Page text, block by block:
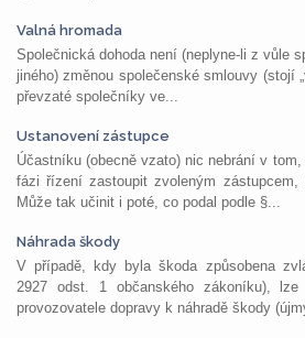
Valná hromada
Společnická dohoda není (neplyne-li z vůle
jiného) změnou společenské smlouvy (stojí
převzaté společníky ve...
Ustanovení zástupce
Účastníku (obecně vzato) nic nebrání v
fázi řízení zastoupit zvoleným zástupcem,
Může tak učinit i poté, co podal podle §...
Náhrada škody
V případě, kdy byla škoda způsobena
2927 odst. 1 občanského zákoníku),
provozovatele dopravy k náhradě škody